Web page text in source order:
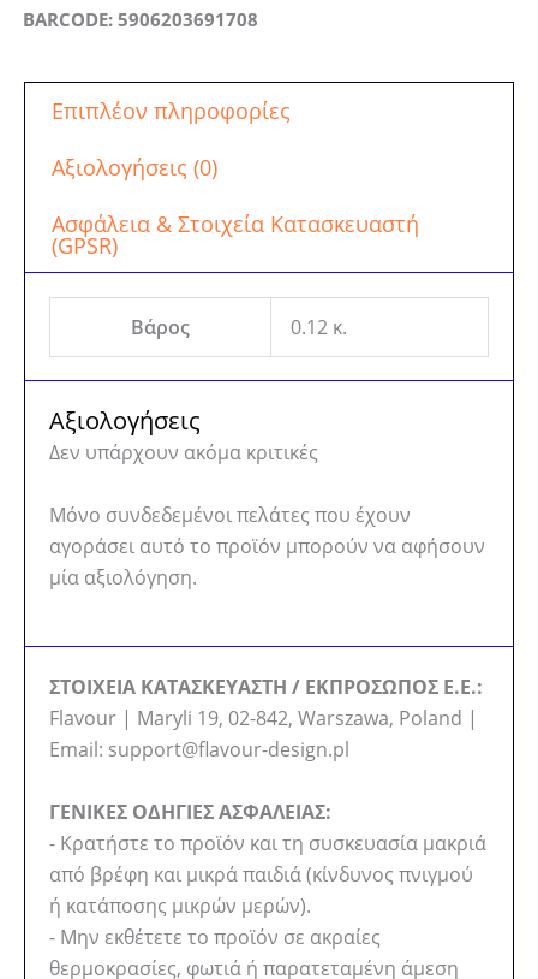
BARCODE: 5906203691708
Επιπλέον πληροφορίες
Αξιολογήσεις (0)
Ασφάλεια & Στοιχεία Κατασκευαστή
(GPSR)
Βάρος 0.12 κ.
Αξιολογήσεις
Δεν υπάρχουν ακόμα κριτικές
Μόνο συνδεδεμένοι πελάτες που έχουν
αγοράσει αυτό το προϊόν μπορούν να αφήσουν
μία αξιολόγηση.
ΣΤΟΙΧΕΙΑ ΚΑΤΑΣΚΕΥΑΣΤΗ / ΕΚΠΡΟΣΩΠΟΣ Ε.Ε.:
Flavour | Maryli 19, 02-842, Warszawa, Poland |
Email: support@flavour-design.pl
ΓΕΝΙΚΕΣ ΟΔΗΓΙΕΣ ΑΣΦΑΛΕΙΑΣ:
- Κρατήστε το προϊόν και τη συσκευασία μακριά
από βρέφη και μικρά παιδιά (κίνδυνος πνιγμού
ή κατάποσης μικρών μερών).
- Μην εκθέτετε το προϊόν σε ακραίες
θερμοκρασίες, φωτιά ή παρατεταμένη άμεση